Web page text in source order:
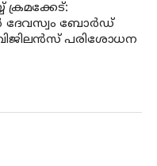
ദേവസ്വം ബോര്‍ഡ്
പരിശോധന